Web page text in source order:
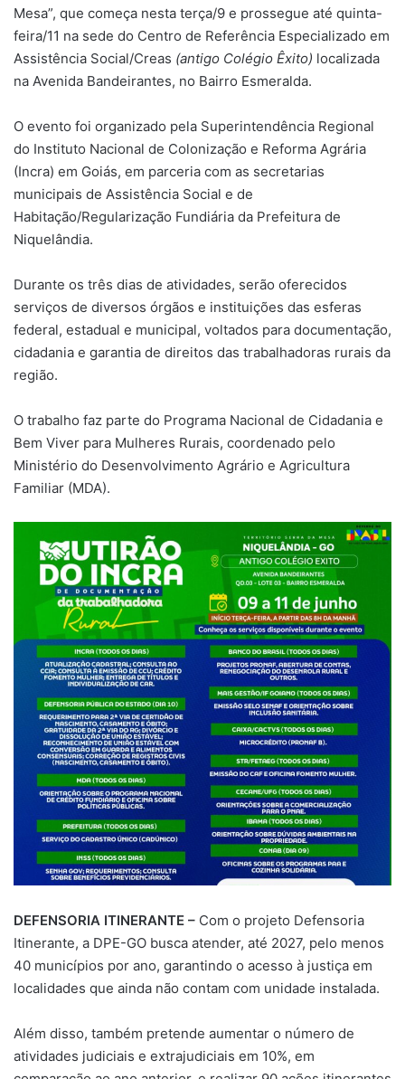
Mesa”, que começa nesta terça/9 e prossegue até quinta-
feira/11 na sede do Centro de Referência Especializado em
Assistência Social/Creas (antigo Colégio Êxito) localizada
na Avenida Bandeirantes, no Bairro Esmeralda.
O evento foi organizado pela Superintendência Regional
do Instituto Nacional de Colonização e Reforma Agrária
(Incra) em Goiás, em parceria com as secretarias
municipais de Assistência Social e de
Habitação/Regularização Fundiária da Prefeitura de
Niquelândia.
Durante os três dias de atividades, serão oferecidos
serviços de diversos órgãos e instituições das esferas
federal, estadual e municipal, voltados para documentação,
cidadania e garantia de direitos das trabalhadoras rurais da
região.
O trabalho faz parte do Programa Nacional de Cidadania e
Bem Viver para Mulheres Rurais, coordenado pelo
Ministério do Desenvolvimento Agrário e Agricultura
Familiar (MDA).
DEFENSORIA ITINERANTE – Com o projeto Defensoria
Itinerante, a DPE-GO busca atender, até 2027, pelo menos
40 municípios por ano, garantindo o acesso à justiça em
localidades que ainda não contam com unidade instalada.
Além disso, também pretende aumentar o número de
atividades judiciais e extrajudiciais em 10%, em